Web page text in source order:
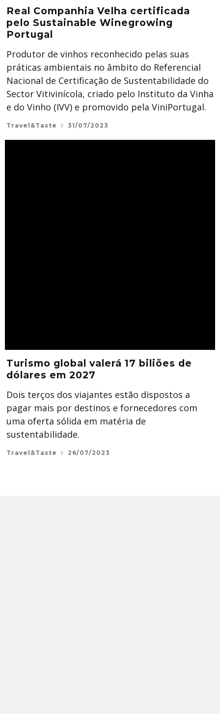
Real Companhia Velha certificada
pelo Sustainable Winegrowing
Portugal
Produtor de vinhos reconhecido pelas suas
práticas ambientais no âmbito do Referencial
Nacional de Certificação de Sustentabilidade do
Sector Vitivinícola, criado pelo Instituto da Vinha
e do Vinho (IVV) e promovido pela ViniPortugal.
Travel&Taste 31/07/2023
Turismo global valerá 17 biliões de
dólares em 2027
Dois terços dos viajantes estão dispostos a
pagar mais por destinos e fornecedores com
uma oferta sólida em matéria de
sustentabilidade.
Travel&Taste 26/07/2023